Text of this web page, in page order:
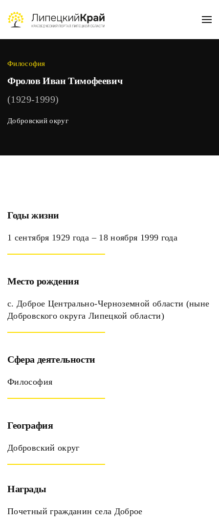
Skip to main content
Философия
Фролов Иван Тимофеевич
(1929-1999)
Добровский округ
Годы жизни
1 сентября 1929 года – 18 ноября 1999 года
Место рождения
с. Доброе Центрально-Черноземной области (ныне
Добровского округа Липецкой области)
Сфера деятельности
Философия
География
Добровский округ
Награды
Почетный гражданин села Доброе